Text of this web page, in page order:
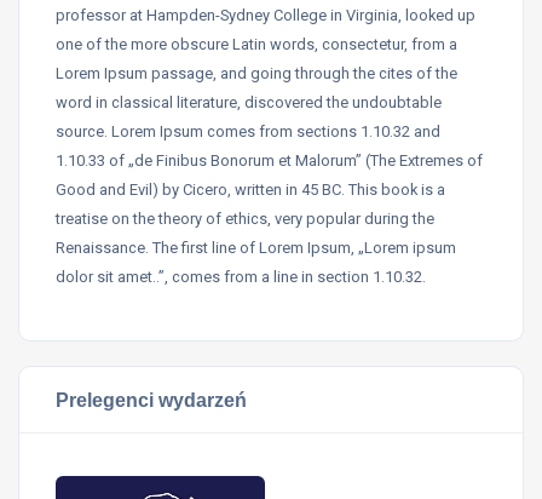
professor at Hampden-Sydney College in Virginia, looked up
one of the more obscure Latin words, consectetur, from a
Lorem Ipsum passage, and going through the cites of the
word in classical literature, discovered the undoubtable
source. Lorem Ipsum comes from sections 1.10.32 and
1.10.33 of „de Finibus Bonorum et Malorum” (The Extremes of
Good and Evil) by Cicero, written in 45 BC. This book is a
treatise on the theory of ethics, very popular during the
Renaissance. The first line of Lorem Ipsum, „Lorem ipsum
dolor sit amet..”, comes from a line in section 1.10.32.
Prelegenci wydarzeń